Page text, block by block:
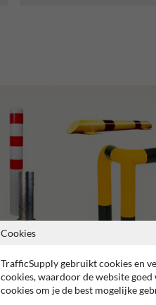
Beschermbeugels en
Cookies
TrafficSupply gebruikt cookies en
cookies, waardoor de website
cookies om je de best mogelijke